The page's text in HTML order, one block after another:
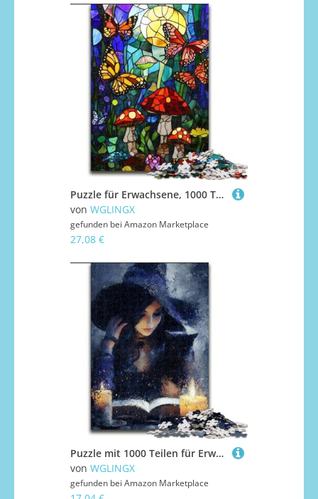
Puzzle für Erwachsene, 1000 Teile, Buntglas-Schmetterlings-Puzzle, 1000 Teile für Erwachsene, DIY-Heimdekoration, Denksportspiel für Teenager (Größe 50x75cm)
von WGLINGX
gefunden bei Amazon Marketplace
27,08 €
Puzzle mit 1000 Teilen für Erwachsene, „Black Wizard“-Puzzles für Erwachsene, 1000 herausfordernde Denksportaufgaben für Teenager, perfekt als Heimdekoration oder Geschenk (Größe 26x38cm)
von WGLINGX
gefunden bei Amazon Marketplace